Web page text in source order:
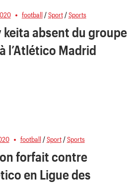
football/Sport/Sports
keita absent du groupe
l’Atlético Madrid
football/Sport/Sports
forfait contre
en Ligue des